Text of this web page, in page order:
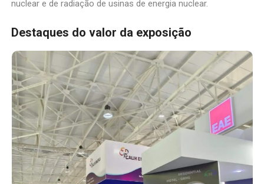
nuclear e de radiação de usinas de energia nuclear.
Destaques do valor da exposição